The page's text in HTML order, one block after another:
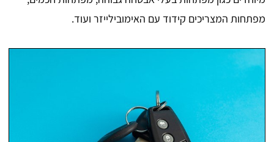
מפתחות המצריכים קידוד עם האימובילייזר ועוד.